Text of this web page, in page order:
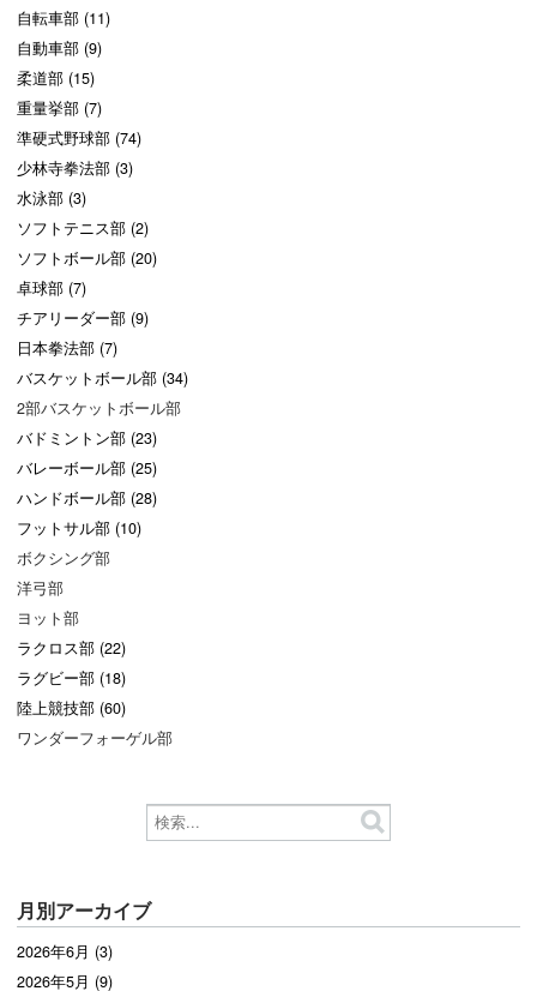
自転車部 (11)
自動車部 (9)
柔道部 (15)
重量挙部 (7)
準硬式野球部 (74)
少林寺拳法部 (3)
水泳部 (3)
ソフトテニス部 (2)
ソフトボール部 (20)
卓球部 (7)
チアリーダー部 (9)
日本拳法部 (7)
バスケットボール部 (34)
2部バスケットボール部
バドミントン部 (23)
バレーボール部 (25)
ハンドボール部 (28)
フットサル部 (10)
ボクシング部
洋弓部
ヨット部
ラクロス部 (22)
ラグビー部 (18)
陸上競技部 (60)
ワンダーフォーゲル部
月別アーカイブ
2026年6月 (3)
2026年5月 (9)